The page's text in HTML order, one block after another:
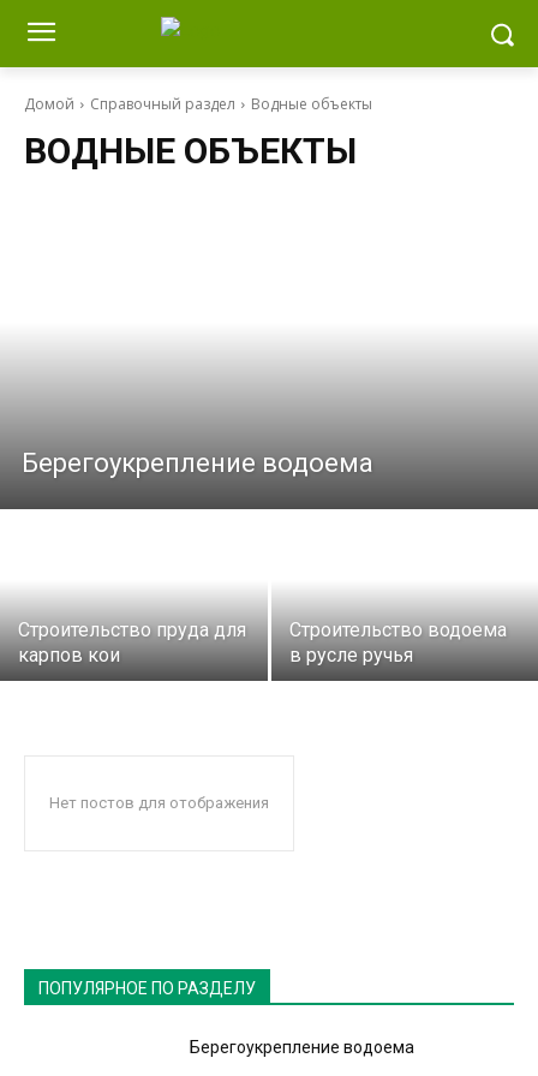
Домой Справочный раздел Водные объекты
ВОДНЫЕ ОБЪЕКТЫ
Берегоукрепление водоема
Строительство пруда для
карпов кои
Строительство водоема
в русле ручья
Нет постов для отображения
ПОПУЛЯРНОЕ ПО РАЗДЕЛУ
Берегоукрепление водоема